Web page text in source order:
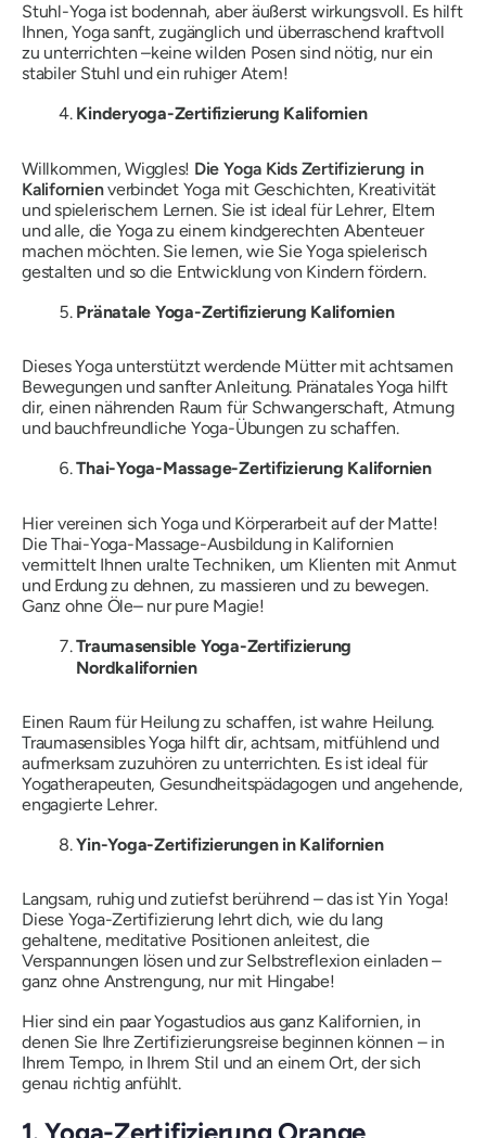
Stuhl-Yoga ist bodennah, aber äußerst wirkungsvoll. Es hilft
Ihnen, Yoga sanft, zugänglich und überraschend kraftvoll
zu unterrichten –keine wilden Posen sind nötig, nur ein
stabiler Stuhl und ein ruhiger Atem!
Kinderyoga-Zertifizierung Kalifornien
Willkommen, Wiggles! Die Yoga Kids Zertifizierung in
Kalifornienverbindet Yoga mit Geschichten, Kreativität
und spielerischem Lernen. Sie ist ideal für Lehrer, Eltern
und alle, die Yoga zu einem kindgerechten Abenteuer
machen möchten. Sie lernen, wie Sie Yoga spielerisch
gestalten und so die Entwicklung von Kindern fördern.
Pränatale Yoga-Zertifizierung Kalifornien
Dieses Yoga unterstütztwerdende Müttermit achtsamen
Bewegungen und sanfter Anleitung. Pränatales Yoga hilft
dir, einen nährenden Raum für Schwangerschaft, Atmung
und bauchfreundliche Yoga-Übungen zu schaffen.
Thai-Yoga-Massage-Zertifizierung Kalifornien
Hier vereinen sich Yoga und Körperarbeit auf der Matte!
Die Thai-Yoga-Massage-Ausbildung in Kalifornien
vermittelt Ihnen uralte Techniken, um Klienten mit Anmut
und Erdung zu dehnen, zu massieren und zu bewegen.
Ganz ohne Öle– nur pure Magie!
Traumasensible Yoga-Zertifizierung
Nordkalifornien
Einen Raum für Heilung zu schaffen, ist wahre Heilung.
Traumasensibles Yoga hilft dir, achtsam, mitfühlend und
aufmerksam zuzuhören zu unterrichten. Es ist ideal für
Yogatherapeuten, Gesundheitspädagogen und angehende,
engagierte Lehrer.
Yin-Yoga-Zertifizierungen in Kalifornien
Langsam, ruhig und zutiefst berührend – das ist Yin Yoga!
Diese Yoga-Zertifizierung lehrt dich, wie du lang
gehaltene, meditative Positionen anleitest, die
Verspannungen lösen und zur Selbstreflexion einladen –
ganz ohne Anstrengung, nur mit Hingabe!
Hier sind ein paar Yogastudios aus ganz Kalifornien, in
denen Sie Ihre Zertifizierungsreise beginnen können – in
Ihrem Tempo, in Ihrem Stil und an einem Ort, der sich
genau richtig anfühlt.